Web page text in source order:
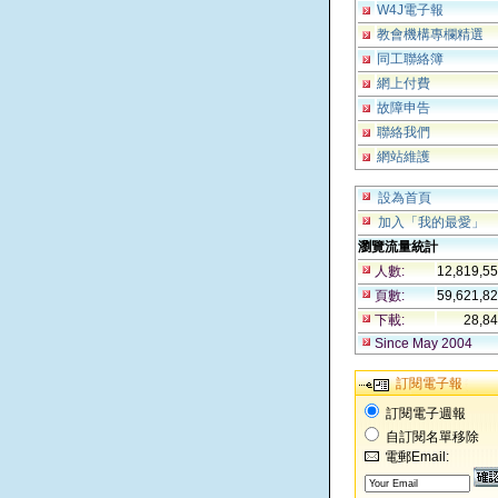
W4J電子報
教會機構專欄精選
同工聯絡簿
網上付費
故障申告
聯絡我們
網站維護
設為首頁
加入「我的最愛」
瀏覽流量統計
人數:
頁數:
下載:
Since May 2004
訂閱電子報
訂閱電子週報
自訂閱名單移除
電郵Email: